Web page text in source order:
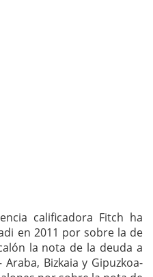
calificadora Fitch ha
en 2011 por sobre la de
la nota de la deuda a
Bizkaia y Gipuzkoa-